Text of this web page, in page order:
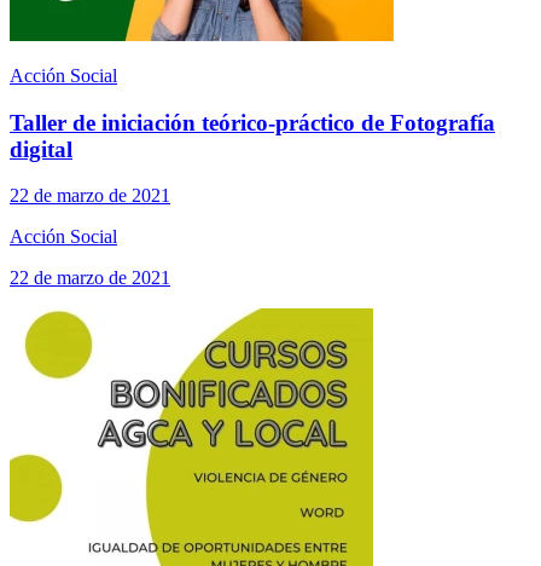
Acción Social
Taller de iniciación teórico-práctico de Fotografía
digital
22 de marzo de 2021
Acción Social
22 de marzo de 2021